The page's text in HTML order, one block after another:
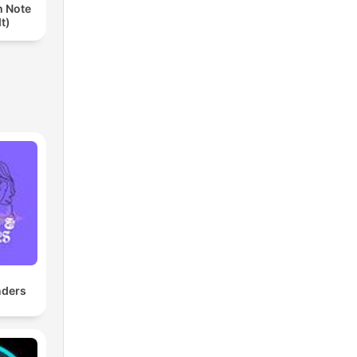
Note